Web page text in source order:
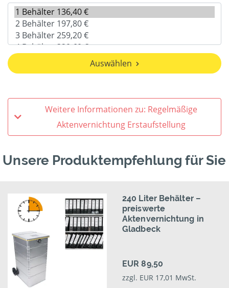
Auswählen
Weitere Informationen zu: Regelmäßige
Aktenvernichtung Erstaufstellung
Unsere Produktempfehlung für Sie
240 Liter Behälter –
preiswerte
Aktenvernichtung in
Gladbeck
EUR 89,50
zzgl. EUR 17,01 MwSt.